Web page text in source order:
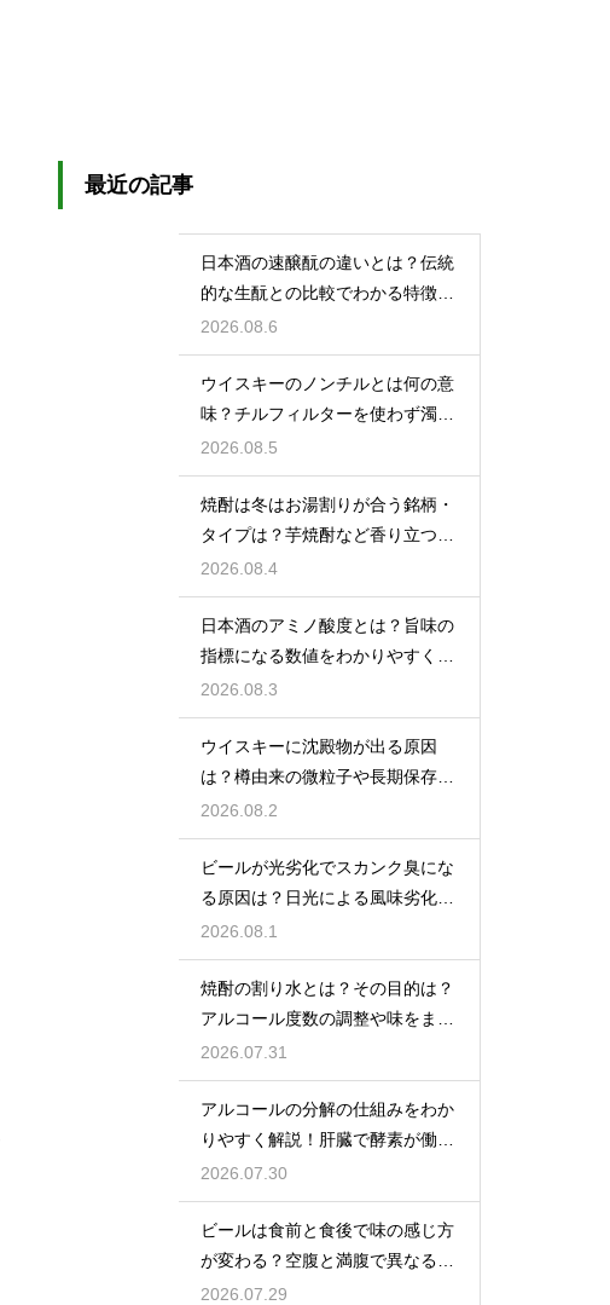
最近の記事
日本酒の速醸酛の違いとは？伝統
的な生酛との比較でわかる特徴を
解説
2026.08.6
ウイスキーのノンチルとは何の意
味？チルフィルターを使わず濁り
をあえて残す製法
2026.08.5
焼酎は冬はお湯割りが合う銘柄・
タイプは？芋焼酎など香り立つ本
格焼酎で体が温まる
2026.08.4
日本酒のアミノ酸度とは？旨味の
指標になる数値をわかりやすく解
説
2026.08.3
ウイスキーに沈殿物が出る原因
は？樽由来の微粒子や長期保存で
成分が析出するため
2026.08.2
ビールが光劣化でスカンク臭にな
る原因は？日光による風味劣化を
解説
2026.08.1
焼酎の割り水とは？その目的は？
アルコール度数の調整や味をまろ
やかにする効果を解説
2026.07.31
アルコールの分解の仕組みをわか
りやすく解説！肝臓で酵素が働き
アセトアルデヒドに変化して無害
化
2026.07.30
ビールは食前と食後で味の感じ方
が変わる？空腹と満腹で異なる味
覚の感じ方を解説
2026.07.29